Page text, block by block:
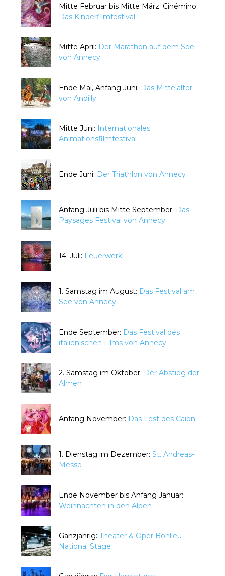
Mitte Februar bis Mitte März: Cinémino :
Das Kinderfilmfestival
Mitte April: Der Marathon auf dem See
von Annecy
Ende Mai, Anfang Juni: Das Mittelalter
von Andilly
Mitte Juni: Internationales
Animationsfilmfestival
Ende Juni: Der Triathlon von Annecy
Anfang Juli bis Mitte September: Das
Paysages Festival von Annecy
14. Juli: Feuerwerk
1. Samstag im August: Das Festival am
See von Annecy
Ende September: Das Festival des
italienischen Films von Annecy
2. Samstag im Oktober: Der Abstieg der
Almen
Anfang November: Das Fest des Caion
1. Dienstag im Dezember: St. Andreas-
Messe
Ende November bis Anfang Januar:
Weihnachten in den Alpen
Ganzjährig: Theater & Oper Bonlieu
National Stage